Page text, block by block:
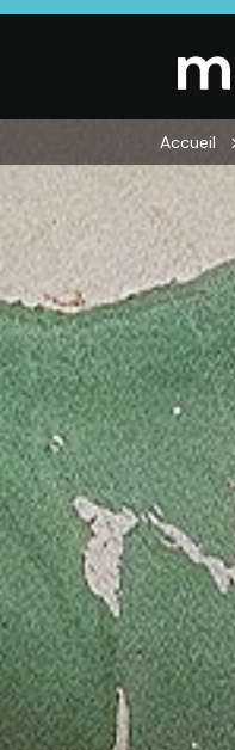
SALON
Canapés droits,
Salons d’angles
& composables,
Fauteuils et
canapés de
relaxation,
Tables basses
Accueil